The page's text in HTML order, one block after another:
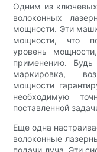
Одним из
волоконных
мощности. Эти
мощности, что
уровень
применению.
маркировка,
мощности
необходимую
поставленной
Еще одна
волоконные
подачи луча. Эти